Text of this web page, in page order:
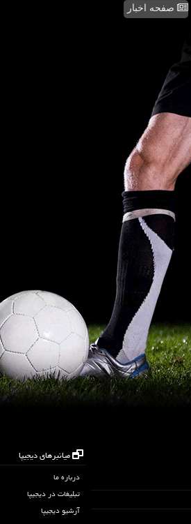
صفحه اخبار
میانبرهای دیجیپا
درباره ما
تبلیغات در دیجیپا
آرشیو دیجیپا